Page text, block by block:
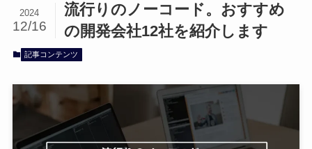
流行りのノーコード。おすすめ
の開発会社12社を紹介します
2024
12/16
記事コンテンツ